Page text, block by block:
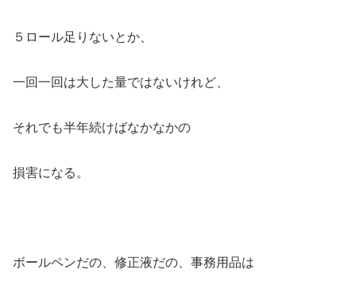
５ロール足りないとか、
一回一回は大した量ではないけれど、
それでも半年続けばなかなかの
損害になる。
ボールペンだの、修正液だの、事務用品は